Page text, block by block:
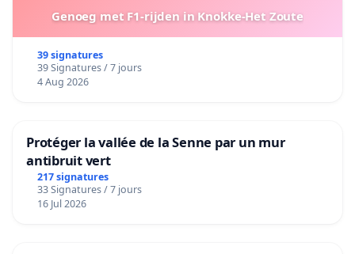
Genoeg met F1-rijden in Knokke-Het Zoute
39 signatures
39 Signatures / 7 jours
4 Aug 2026
Protéger la vallée de la Senne par un mur
antibruit vert
217 signatures
33 Signatures / 7 jours
16 Jul 2026